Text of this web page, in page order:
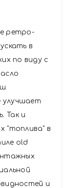
ретро-
в
по виду с
улучшает
Так и
"топлива" в
old
и